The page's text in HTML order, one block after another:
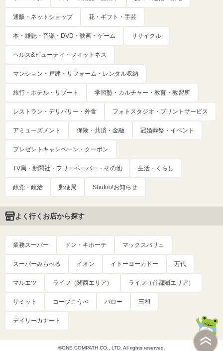
通販・ネットショップ 花・ギフト・手芸
本・雑誌・音楽・DVD・映画・ゲーム リサイクル
ヘルス&ビューティ・フィットネス
マンション・戸建・リフォーム・レンタル収納
旅行・ホテル・リゾート 学習塾・カルチャー・教育・教習所
レストラン・デリバリー・外食 フォトスタジオ・プリントサービス
アミューズメント 保険・共済・金融 冠婚葬祭・イベント
プレゼントキャンペーン・クーポン
TV局・新聞社・フリーペーパー・その他 生活・くらし
政党・政治 郵便局 Shufoo!お知らせ
よく行くお店から探す
業務スーパー ドン・キホーテ マックスバリュ
スーパーみらべる イオン イトーヨーカドー 万代
マルエツ ライフ（関西エリア） ライフ（首都圏エリア）
サミット コープこうべ バロー 三和
デイリーカナート
©ONE COMPATH CO., LTD. All rights reserved.